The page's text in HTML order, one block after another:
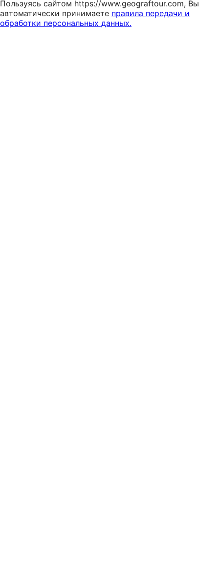
Пользуясь сайтом https://www.geograftour.com, Вы
автоматически принимаете правила передачи и
обработки персональных данных.